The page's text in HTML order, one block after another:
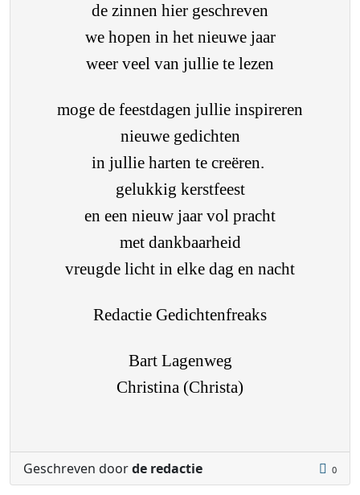
de zinnen hier geschreven
we hopen in het nieuwe jaar
weer veel van jullie te lezen
moge de feestdagen jullie inspireren
nieuwe gedichten
in jullie harten te creëren.
gelukkig kerstfeest
en een nieuw jaar vol pracht
met dankbaarheid
vreugde licht in elke dag en nacht
Redactie Gedichtenfreaks
Bart Lagenweg
Christina (Christa)
Geschreven doorde redactie 0